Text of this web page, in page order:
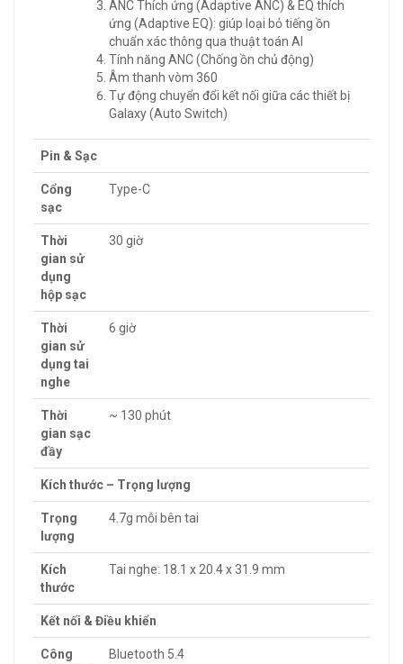
ANC Thích ứng (Adaptive ANC) & EQ thích
ứng (Adaptive EQ): giúp loại bỏ tiếng ồn
chuẩn xác thông qua thuật toán AI
Tính năng ANC (Chống ồn chủ động)
Âm thanh vòm 360
Tự động chuyển đổi kết nối giữa các thiết bị
Galaxy (Auto Switch)
Pin & Sạc
Cổng
sạc
Type-C
Thời
gian sử
dụng
hộp sạc
30 giờ
Thời
gian sử
dụng tai
nghe
6 giờ
Thời
gian sạc
đầy
~ 130 phút
Kích thước – Trọng lượng
Trọng
lượng
4.7g mỗi bên tai
Kích
thước
Tai nghe: 18.1 x 20.4 x 31.9 mm
Kết nối & Điều khiển
Công
Bluetooth 5.4